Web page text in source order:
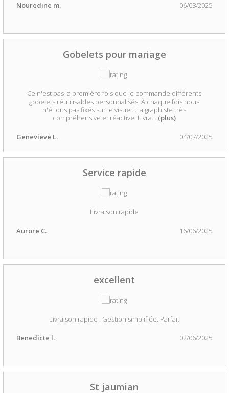
Nouredine m. 06/08/2025
Gobelets pour mariage
Ce n'est pas la première fois que je commande différents
gobelets réutilisables personnalisés. À chaque fois nous
n'étions pas fixés sur le visuel... la graphiste très
compréhensive et réactive. Livra... (plus)
Genevieve L. 04/07/2025
Service rapide
Livraison rapide
Aurore C. 16/06/2025
excellent
Livraison rapide . Gestion simplifiée. Parfait
Benedicte l. 02/06/2025
St jaumian